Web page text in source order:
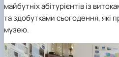
майбутніх абітурієнтів із
та здобутками сьогодення, які
музею.